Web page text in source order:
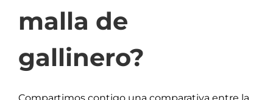
malla de
gallinero?